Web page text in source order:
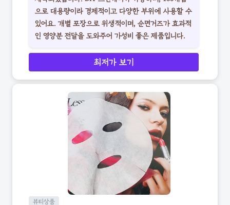
으로 대용량이라 경제적이고 다양한 부위에 사용할 수
있어요. 개별 포장으로 위생적이며, 순면거즈가 효과적
인 영양분 전달을 도와주어 가성비 좋은 제품입니다.
최저가 보기
뷰티상품